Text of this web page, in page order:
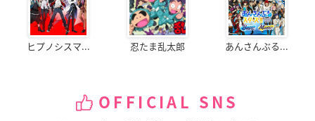
ヒプノシスマ... 忍たま乱太郎 あんさんぶる...
OFFICIAL SNS